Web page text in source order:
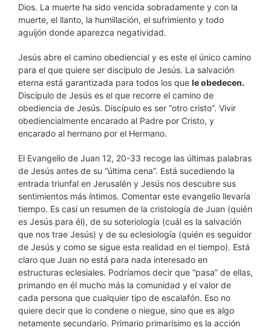
Dios. La muerte ha sido vencida sobradamente y con la
muerte, el llanto, la humillación, el sufrimiento y todo
aguijón donde aparezca negatividad.
Jesús abre el camino obediencial y es este el único camino
para el que quiere ser discípulo de Jesús. La salvación
eterna está garantizada para todos los que le obedecen.
Discípulo de Jesús es el que recorre el camino de
obediencia de Jesús. Discípulo es ser “otro cristo”. Vivir
obediencialmente encarado al Padre por Cristo, y
encarado al hermano por el Hermano.
El Evangelio de Juan 12, 20-33 recoge las últimas palabras
de Jesús antes de su “última cena”. Está sucediendo la
entrada triunfal en Jerusalén y Jesús nos descubre sus
sentimientos más íntimos. Comentar este evangelio llevaría
tiempo. Es casi un resumen de la cristología de Juan (quién
es Jesús para él), de su soteriología (cuál es la salvación
que nos trae Jesús) y de su eclesiología (quién es seguidor
de Jesús y como se sigue esta realidad en el tiempo). Está
claro que Juan no está para nada interesado en
estructuras eclesiales. Podríamos decir que “pasa” de ellas,
primando en él mucho más la comunidad y el valor de
cada persona que cualquier tipo de escalafón. Eso no
quiere decir que lo condene o niegue, sino que es algo
netamente secundario. Primario primarísimo es la acción